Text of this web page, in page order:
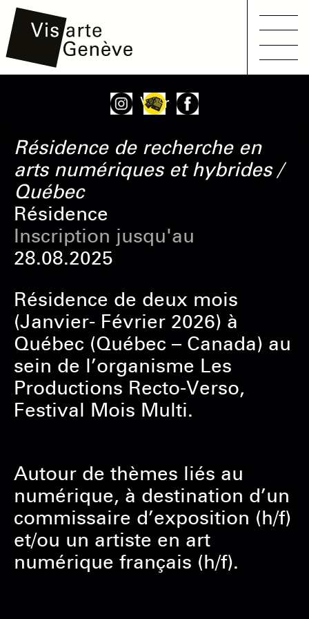
principal
Voir
Résidence de recherche en
arts numériques et hybrides /
Québec
Résidence
Inscription jusqu'au
28.08.2025
Résidence de deux mois
(Janvier- Février 2026) à
Québec (Québec – Canada) au
sein de l’organisme Les
Productions Recto-Verso,
Festival Mois Multi.
Autour de thèmes liés au
numérique, à destination d’un
commissaire d’exposition (h/f)
et/ou un artiste en art
numérique français (h/f).